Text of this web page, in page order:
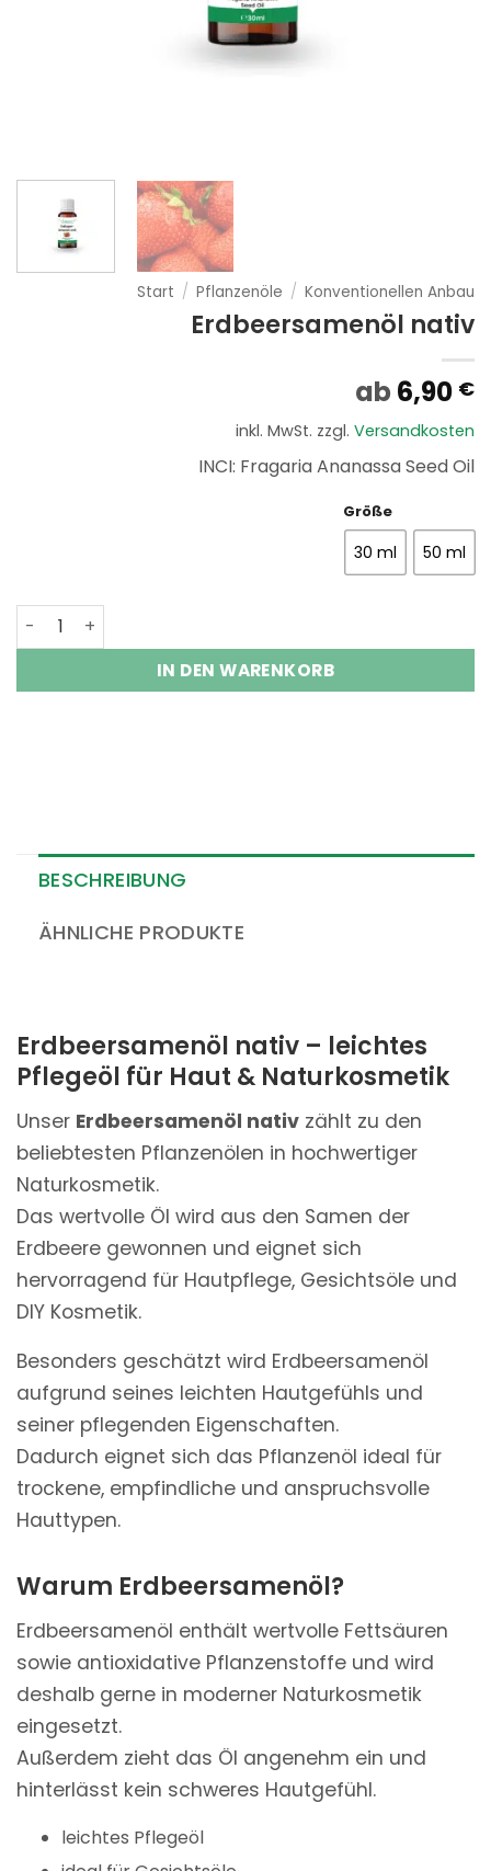
Start / Pflanzenöle / Konventionellen Anbau
Erdbeersamenöl nativ
ab 6,90 €
inkl. MwSt. zzgl. Versandkosten
INCI: Fragaria Ananassa Seed Oil
Größe
30 ml 50 ml
Erdbeersamenöl nativ Menge
IN DEN WARENKORB
BESCHREIBUNG
ÄHNLICHE PRODUKTE
Erdbeersamenöl nativ – leichtes
Pflegeöl für Haut & Naturkosmetik
Unser Erdbeersamenöl nativ zählt zu den
beliebtesten Pflanzenölen in hochwertiger
Naturkosmetik.
Das wertvolle Öl wird aus den Samen der
Erdbeere gewonnen und eignet sich
hervorragend für Hautpflege, Gesichtsöle und
DIY Kosmetik.
Besonders geschätzt wird Erdbeersamenöl
aufgrund seines leichten Hautgefühls und
seiner pflegenden Eigenschaften.
Dadurch eignet sich das Pflanzenöl ideal für
trockene, empfindliche und anspruchsvolle
Hauttypen.
Warum Erdbeersamenöl?
Erdbeersamenöl enthält wertvolle Fettsäuren
sowie antioxidative Pflanzenstoffe und wird
deshalb gerne in moderner Naturkosmetik
eingesetzt.
Außerdem zieht das Öl angenehm ein und
hinterlässt kein schweres Hautgefühl.
leichtes Pflegeöl